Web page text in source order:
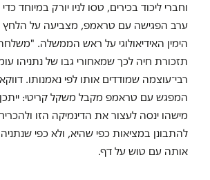
וחברי ליכוד בכירים, טסו לניו יורק במיוחד
ערב הפגישה עם טראמפ, מצביעה על הלחץ
הימין האידיאולוגי על ראש הממשלה.
תזכורת חיה לכך שמאחורי גבו של נתניהו
רבי־עוצמה שמודדים אותו לפי נאמנותו.
המפגש עם טראמפ מקבל משקל קריטי:
מישהו ינסה לעצור את הדינמיקה הזו
להתבונן במציאות כפי שהיא, ולא כפי
אותה עם טוש על דף.